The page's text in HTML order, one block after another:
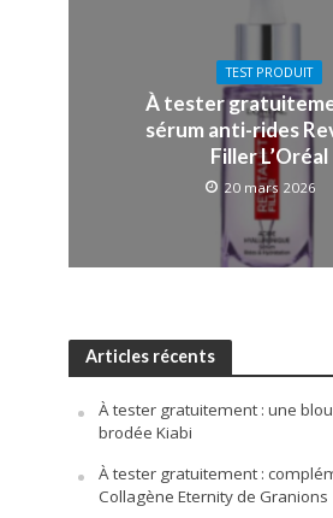
TEST PRODUIT
À tester
sérum anti-rides
Filler L’Oréal
20 mars 2026
Articles récents
À tester gratuitement : une
brodée Kiabi
À tester gratuitement :
Collagène Eternity de Granions